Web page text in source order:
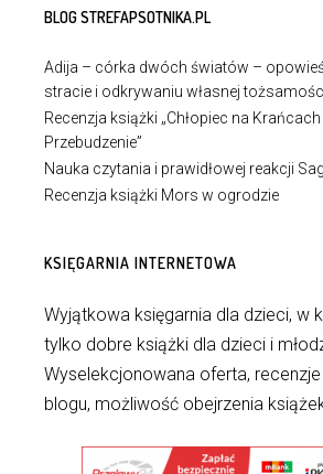
BLOG STREFAPSOTNIKA.PL
Adija – córka dwóch światów –
stracie i odkrywaniu własnej
Recenzja książki „Chłopiec na
Przebudzenie”
Nauka czytania i prawidłowej reakcji
Recenzja książki Mors w ogrodzie
KSIĘGARNIA INTERNETOWA
Wyjątkowa księgarnia dla dzieci, w
tylko dobre książki dla dzieci i
Wyselekcjonowana oferta,
blogu, możliwość obejrzenia